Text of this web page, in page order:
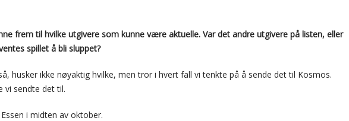
frem til hvilke utgivere som kunne være aktuelle. Var det andre utgivere på listen, eller
spillet å bli sluppet?
husker ikke nøyaktig hvilke, men tror i hvert fall vi tenkte på å sende det til Kosmos.
vi sendte det til.
i midten av oktober.